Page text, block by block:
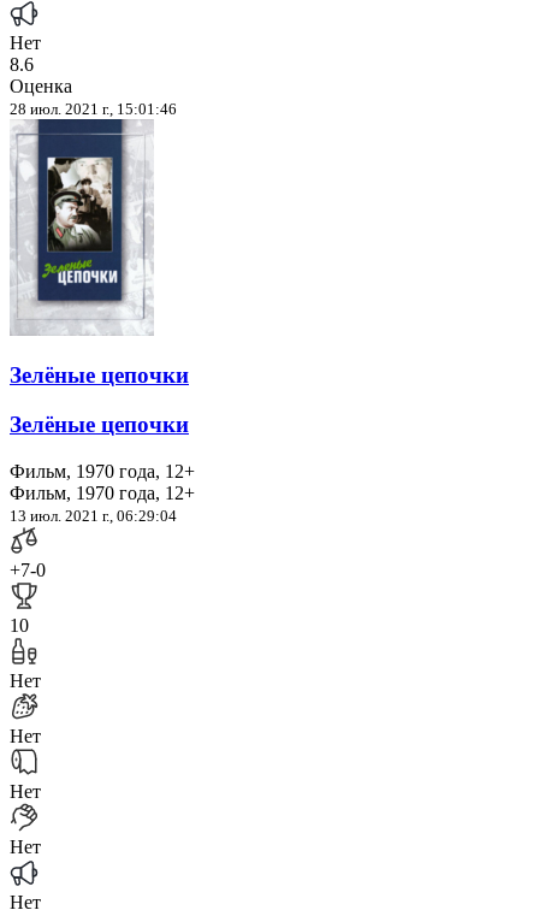
Нет
8.6
Оценка
28 июл. 2021 г., 15:01:46
Зелёные цепочки
Зелёные цепочки
Фильм, 1970 года, 12+
Фильм, 1970 года, 12+
13 июл. 2021 г., 06:29:04
+7-0
10
Нет
Нет
Нет
Нет
Нет